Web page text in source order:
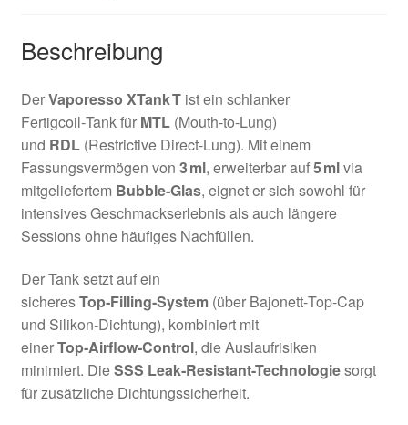
Beschreibung
DerVaporesso XTank Tist ein schlanker
Fertigcoil‑Tank für MTL(Mouth‑to‑Lung)
und RDL(Restrictive Direct‑Lung). Mit einem
Fassungsvermögen von 3 ml, erweiterbar auf5 mlvia
mitgeliefertem Bubble‑Glas, eignet er sich sowohl für
intensives Geschmackserlebnis als auch längere
Sessions ohne häufiges Nachfüllen.
Der Tank setzt auf ein
sicheresTop‑Filling‑System(über Bajonett‑Top‑Cap
und Silikon‑Dichtung), kombiniert mit
einerTop‑Airflow‑Control, die Auslaufrisiken
minimiert. DieSSS Leak‑Resistant-Technologiesorgt
für zusätzliche Dichtungssicherheit.